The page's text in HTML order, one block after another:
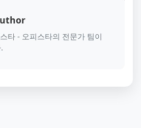
타 - 오피스타의 전문가 팀이